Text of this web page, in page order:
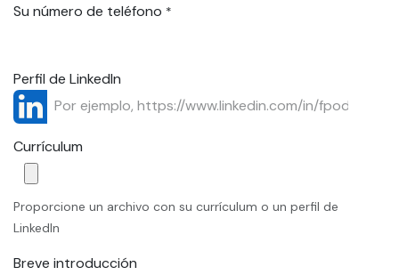
Su número de teléfono *
Perfil de LinkedIn
Currículum
Proporcione un archivo con su currículum o un perfil de
LinkedIn
Breve introducción